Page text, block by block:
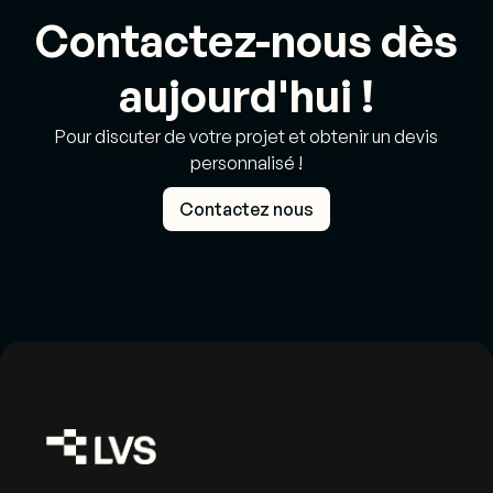
Contactez-nous dès
aujourd'hui !
Pour discuter de votre projet et obtenir un devis
personnalisé !
Contactez nous
Contactez nous